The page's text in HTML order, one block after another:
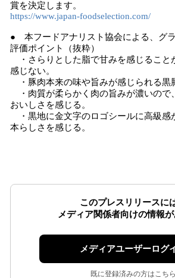
賞を決定します。
https://www.japan-foodselection.com/
● 本フードアナリスト協会による、グ
評価ポイント（抜粋）
・さらりとした脂で甘みを感じること
感じない。
・豚肉本来の味や旨みが感じられる黒
・肉質が柔らかく肉の旨みが濃いので
おいしさを感じる。
・黒地に金文字のロゴシールに高級感
本らしさを感じる。
このプレスリリースに
メディア関係者向けの情報
メディアユーザーログ
既に登録済みの方はこちら